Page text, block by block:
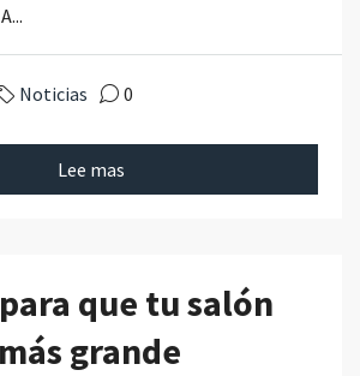
Noticias 0
Lee mas
que tu salón
grande